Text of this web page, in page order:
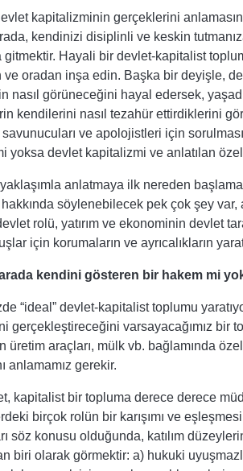
kapitalizminin gerçeklerini
kendinizi disiplinli ve keskin
gitmektir. Hayali bir devlet-kapitalist
ve oradan inşa edin. Başka bir deyişle,
nasıl görüneceğini hayal edersek,
kendilerini nasıl tezahür ettirdiklerini
ve apolojistleri için
yoksa devlet kapitalizmi ve anlatılan
anlatmaya ilk nereden
hakkında söylenebilecek pek çok şey
rolü, yatırım ve ekonominin devlet
için korumaların ve ayrıcalıkların
kendini gösteren bir hakem mi
“ideal” devlet-kapitalist toplumu
gerçekleştireceğini varsayacağımız bir
üretim araçları, mülk vb. bağlamında
anlamamız gerekir.
kapitalist bir topluma derece derece
birçok rolün bir karışımı ve
söz konusu olduğunda, katılım
biri olarak görmektir: a) hukuki